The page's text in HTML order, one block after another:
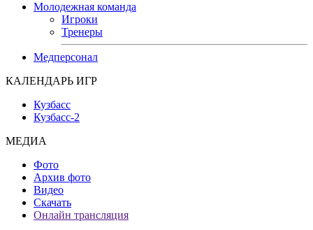
Молодежная команда
Игроки
Тренеры
Медперсонал
КАЛЕНДАРЬ ИГР
Кузбасс
Кузбасс-2
МЕДИА
Фото
Архив фото
Видео
Скачать
Онлайн трансляция